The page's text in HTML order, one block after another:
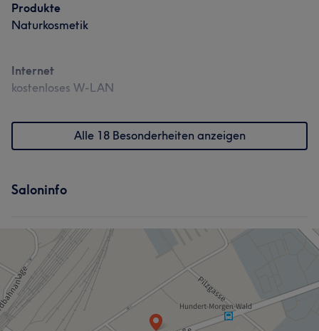
Produkte
Naturkosmetik
Internet
kostenloses W-LAN
Alle 18 Besonderheiten anzeigen
Saloninfo